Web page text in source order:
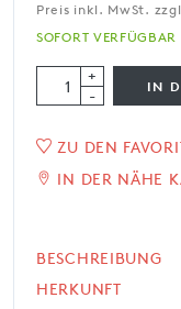
edition
200 g
SOFORT VERFÜGBAR
Preis inkl. MwSt.
+
-
IN
ZU DEN
IN DER NÄHE
BESCHREIBUNG
HERKUNFT